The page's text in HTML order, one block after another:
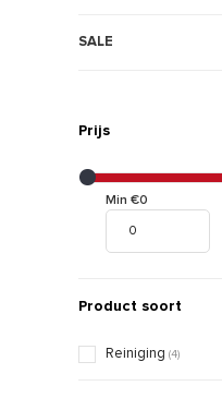
SALE
Prijs
Min €0
Product soort
Reiniging (4)